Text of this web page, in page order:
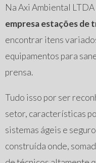
Na Axi Ambiental
empresa estações de
encontrar itens
equipamentos para
prensa.
Tudo isso por ser
setor, características
sistemas ágeis e
construída onde,